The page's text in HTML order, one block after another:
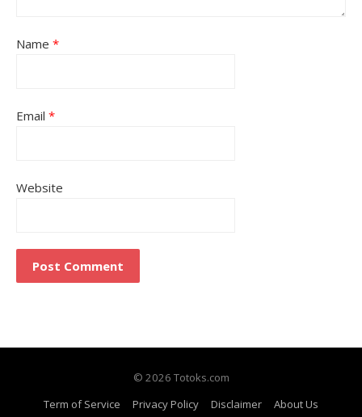
Name *
Email *
Website
© 2026 Totoks.com
Term of Service
Privacy Policy Disclaimer About Us